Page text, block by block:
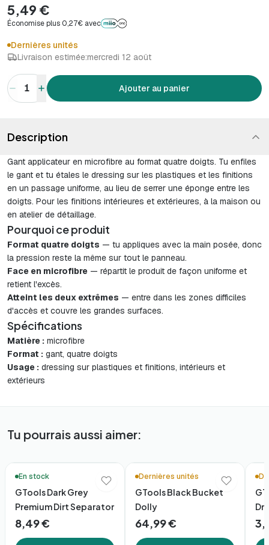
5,49 €
Économise plus 0,27€ avec
Dernières unités
Livraison estimée:mercredi 12 août
1 Ajouter au panier
Description
Gant applicateur en microfibre au format quatre doigts. Tu enfiles
le gant et tu étales le dressing sur les plastiques et les finitions
en un passage uniforme, au lieu de serrer une éponge entre les
doigts. Pour les finitions intérieures et extérieures, à la maison ou
en atelier de détaillage.
Pourquoi ce produit
Format quatre doigts — tu appliques avec la main posée, donc
la pression reste la même sur tout le panneau.
Face en microfibre — répartit le produit de façon uniforme et
retient l'excès.
Atteint les deux extrêmes — entre dans les zones difficiles
d'accès et couvre les grandes surfaces.
Spécifications
Matière : microfibre
Format : gant, quatre doigts
Usage : dressing sur plastiques et finitions, intérieurs et
extérieurs
Tu pourrais aussi aimer:
En stock
GTools Dark Grey
Premium Dirt Separator
8,49 €
Dernières unités
GTools Black Bucket
Dolly
64,99 €